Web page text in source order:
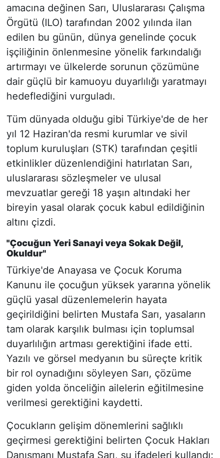
amacına değinen Sarı, Uluslararası Çalışma
Örgütü (ILO) tarafından 2002 yılında ilan
edilen bu günün, dünya genelinde çocuk
işçiliğinin önlenmesine yönelik farkındalığı
artırmayı ve ülkelerde sorunun çözümüne
dair güçlü bir kamuoyu duyarlılığı yaratmayı
hedeflediğini vurguladı.
Tüm dünyada olduğu gibi Türkiye'de de her
yıl 12 Haziran'da resmi kurumlar ve sivil
toplum kuruluşları (STK) tarafından çeşitli
etkinlikler düzenlendiğini hatırlatan Sarı,
uluslararası sözleşmeler ve ulusal
mevzuatlar gereği 18 yaşın altındaki her
bireyin yasal olarak çocuk kabul edildiğinin
altını çizdi.
"Çocuğun Yeri Sanayi veya Sokak Değil,
Okuldur"
Türkiye'de Anayasa ve Çocuk Koruma
Kanunu ile çocuğun yüksek yararına yönelik
güçlü yasal düzenlemelerin hayata
geçirildiğini belirten Mustafa Sarı, yasaların
tam olarak karşılık bulması için toplumsal
duyarlılığın artması gerektiğini ifade etti.
Yazılı ve görsel medyanın bu süreçte kritik
bir rol oynadığını söyleyen Sarı, çözüme
giden yolda önceliğin ailelerin eğitilmesine
verilmesi gerektiğini kaydetti.
Çocukların gelişim dönemlerini sağlıklı
geçirmesi gerektiğini belirten Çocuk Hakları
Danışmanı Mustafa Sarı, şu ifadeleri kullandı: